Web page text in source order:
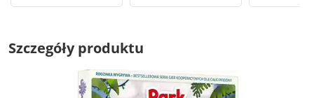
Szczegóły produktu